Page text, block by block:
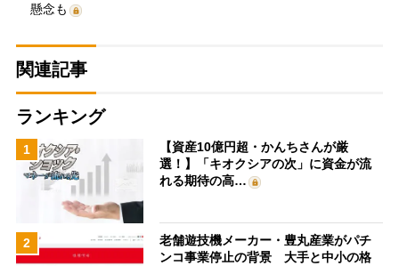
懸念も
関連記事
ランキング
1
【資産10億円超・かんちさんが厳
選！】「キオクシアの次」に資金が流
れる期待の高…
2
老舗遊技機メーカー・豊丸産業がパチ
ンコ事業停止の背景 大手と中小の格